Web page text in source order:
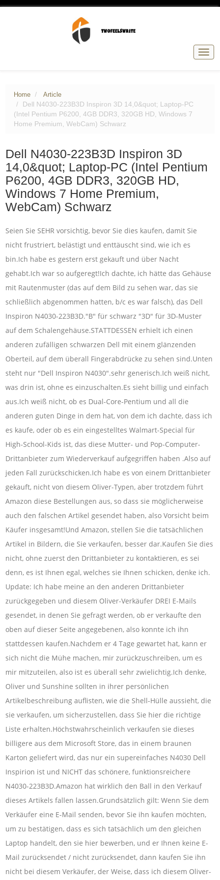
Home Article
Dell N4030-223B3D Inspiron 3D 14,0&quot; Laptop-PC
(Intel Pentium P6200, 4GB DDR3, 320GB HD, Windows 7
Home Premium, WebCam) Schwarz
Dell N4030-223B3D Inspiron 3D
14,0&quot; Laptop-PC (Intel Pentium
P6200, 4GB DDR3, 320GB HD,
Windows 7 Home Premium,
WebCam) Schwarz
Seien Sie SEHR vorsichtig, bevor Sie dies kaufen, damit Sie
nicht frustriert, belästigt und enttäuscht sind, wie ich es
bin.Ich habe es gestern erst gekauft und über Nacht
gehabt.Ich war so aufgeregt!Ich dachte, ich hätte das Gehäuse
mit Rautenmuster (das auf dem Bild zu sehen war, das sie
schließlich abgenommen hatten, b/c es war falsch), das Dell
Inspiron N4030-223B3D."B" für schwarz "3D" für 3D-Muster
auf dem Schalengehäuse.STATTDESSEN erhielt ich einen
anderen zufälligen schwarzen Dell mit einem glänzenden
Oberteil, auf dem überall Fingerabdrücke zu sehen sind.Unten
steht nur "Dell Inspiron N4030".sehr generisch.Ich weiß nicht,
was drin ist, ohne es einzuschalten.Es sieht billig und einfach
aus.Ich weiß nicht, ob es Dual-Core-Pentium und all die
anderen guten Dinge in dem hat, von dem ich dachte, dass ich
es kaufe, oder ob es ein eingestelltes Walmart-Special für
High-School-Kids ist, das diese Mutter- und Pop-Computer-
Drittanbieter zum Wiederverkauf aufgegriffen haben .Also auf
jeden Fall zurückschicken.Ich habe es von einem Drittanbieter
gekauft, nicht von diesem Oliver-Typen, aber trotzdem führt
Amazon diese Bestellungen aus, so dass sie möglicherweise
auch den falschen Artikel gesendet haben, also Vorsicht beim
Käufer insgesamt!Und Amazon, stellen Sie die tatsächlichen
Artikel in Bildern, die Sie verkaufen, besser dar.Kaufen Sie dies
nicht, ohne zuerst den Drittanbieter zu kontaktieren, es sei
denn, es ist Ihnen egal, welches sie Ihnen schicken, denke ich.
Update: Ich habe meine an den anderen Drittanbieter
zurückgegeben und diesem Oliver-Verkäufer DREI E-Mails
gesendet, in denen Sie gefragt werden, ob er verkaufte den
oben auf dieser Seite angegebenen, also konnte ich ihn
stattdessen kaufen.Nachdem er 4 Tage gewartet hat, kann er
sich nicht die Mühe machen, mir zurückzuschreiben, um es
mir mitzuteilen, also ist es überall sehr zwielichtig.Ich denke,
Oliver und Sunshine sollten in ihrer persönlichen
Artikelbeschreibung auflisten, wie die Shell-Hülle aussieht, die
sie verkaufen, um sicherzustellen, dass Sie hier die richtige
Liste erhalten.Höchstwahrscheinlich verkaufen sie dieses
billigere aus dem Microsoft Store, das in einem braunen
Karton geliefert wird, das nur ein supereinfaches N4030 Dell
Inspirion ist und NICHT das schönere, funktionsreichere
N4030-223B3D.Amazon hat wirklich den Ball in den Verkauf
dieses Artikels fallen lassen.Grundsätzlich gilt: Wenn Sie dem
Verkäufer eine E-Mail senden, bevor Sie ihn kaufen möchten,
um zu bestätigen, dass es sich tatsächlich um den gleichen
Laptop handelt, den sie hier bewerben, und er Ihnen keine E-
Mail zurücksendet / nicht zurücksendet, dann kaufen Sie ihn
nicht bei diesem Verkäufer, der Weise, dass ich diesem Oliver-